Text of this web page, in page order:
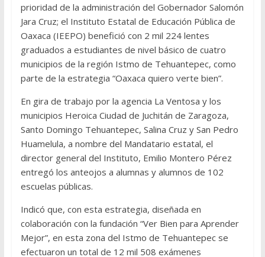
prioridad de la administración del Gobernador Salomón
Jara Cruz; el Instituto Estatal de Educación Pública de
Oaxaca (IEEPO) benefició con 2 mil 224 lentes
graduados a estudiantes de nivel básico de cuatro
municipios de la región Istmo de Tehuantepec, como
parte de la estrategia “Oaxaca quiero verte bien”.
En gira de trabajo por la agencia La Ventosa y los
municipios Heroica Ciudad de Juchitán de Zaragoza,
Santo Domingo Tehuantepec, Salina Cruz y San Pedro
Huamelula, a nombre del Mandatario estatal, el
director general del Instituto, Emilio Montero Pérez
entregó los anteojos a alumnas y alumnos de 102
escuelas públicas.
Indicó que, con esta estrategia, diseñada en
colaboración con la fundación “Ver Bien para Aprender
Mejor”, en esta zona del Istmo de Tehuantepec se
efectuaron un total de 12 mil 508 exámenes